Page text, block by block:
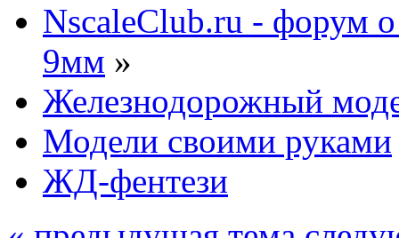
NscaleClub.ru - форум
9мм »
Железнодорожный
Модели своими руками
ЖД-фентези